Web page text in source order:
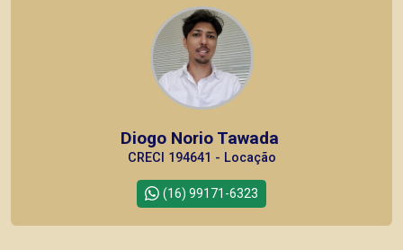
Diogo Norio Tawada
CRECI 194641 - Locação
(16) 99171-6323